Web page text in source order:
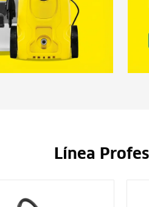
Línea